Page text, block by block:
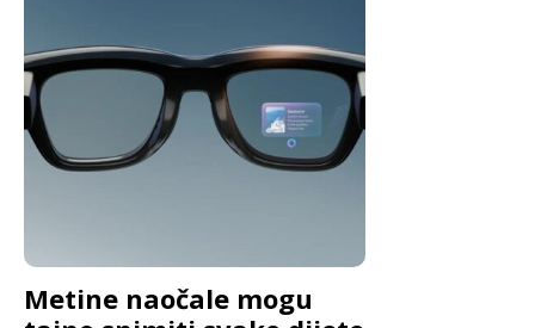
Metine naočale mogu